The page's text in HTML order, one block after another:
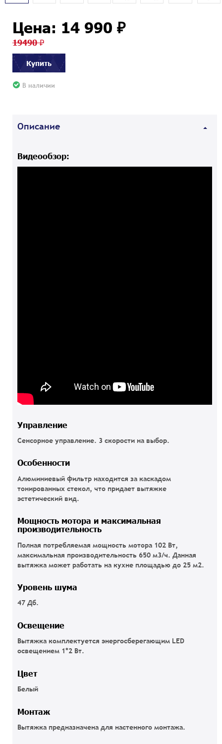
Цена: 14 990 ₽
19490 ₽
Купить
В наличии
Описание
Видеообзор:
Управление
Сенсорное управление. 3 скорости на выбор.
Особенности
Алюминиевый фильтр находится за каскадом
тонированных стекол, что придает вытяжке
эстетический вид.
Мощность мотора и максимальная
производительность
Полная потребляемая мощность мотора 102 Вт,
максимальная производительность 650 м3/ч. Данная
вытяжка может работать на кухне площадью до 25 м2.
Уровень шума
47 Дб.
Освещение
Вытяжка комплектуется энергосберегающим LED
освещением 1*2 Вт.
Цвет
Белый
Монтаж
Вытяжка предназначена для настенного монтажа.